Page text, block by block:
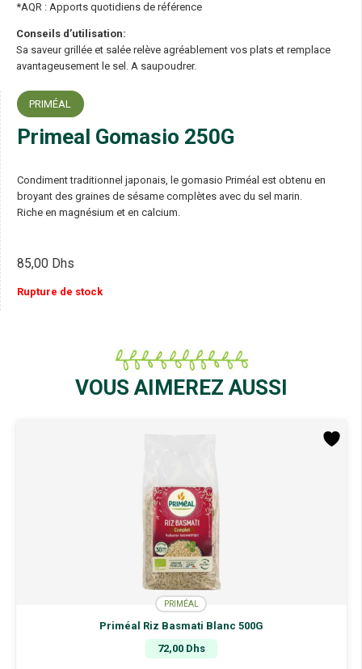
*AQR : Apports quotidiens de référence
Conseils d’utilisation:
Sa saveur grillée et salée relève agréablement vos plats et remplace
avantageusement le sel. A saupoudrer.
PRIMÉAL
Primeal Gomasio 250G
Condiment traditionnel japonais, le gomasio Priméal est obtenu en
broyant des graines de sésame complètes avec du sel marin.
Riche en magnésium et en calcium.
85,00 Dhs
Rupture de stock
VOUS AIMEREZ AUSSI
PRIMÉAL
Priméal Riz Basmati Blanc 500G
72,00 Dhs